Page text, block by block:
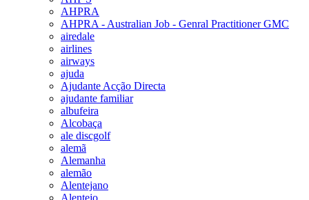
AHPRA
AHPRA - Australian Job - Genral Practitioner GMC
airedale
airlines
airways
ajuda
Ajudante Acção Directa
ajudante familiar
albufeira
Alcobaça
ale discgolf
alemã
Alemanha
alemão
Alentejano
Alentejo